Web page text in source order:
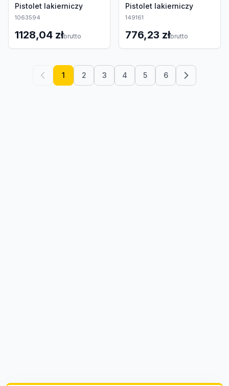
Pistolet lakierniczy
1063594
1128,04 złbrutto
Pistolet lakierniczy
149161
776,23 złbrutto
1 2 3 4 5 6